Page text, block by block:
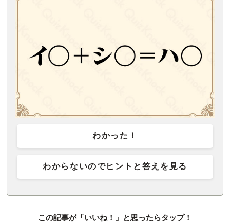
わかった！
わからないのでヒントと答えを見る
この記事が「いいね！」と思ったらタップ！